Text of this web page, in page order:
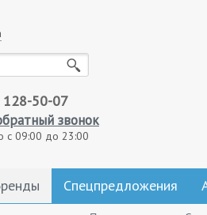
128-50-07
звонок
с 09:00 до 23:00
Спецпредложения